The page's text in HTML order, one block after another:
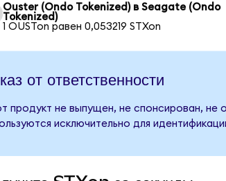
Ouster (Ondo Tokenized) в Seagate (Ondo
Tokenized)
1 OUSTon равен 0,053219 STXon
от ответственности
продукт не выпущен, не спонсирован, не
исключительно для